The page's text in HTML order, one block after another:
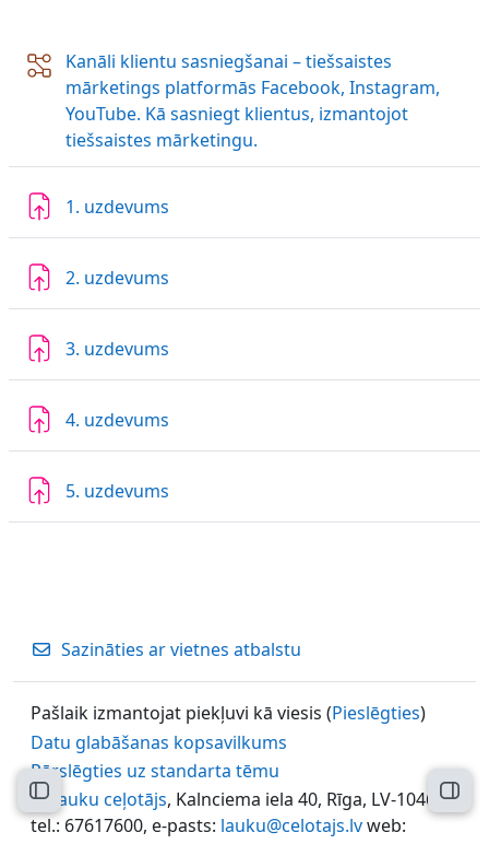
Atvērt kursu indeksu
Kanāli klientu sasniegšanai – tiešsaistes
mārketings platformās Facebook, Instagram,
YouTube. Kā sasniegt klientus, izmantojot
tiešsaistes mārketingu.
1. uzdevums
2. uzdevums
3. uzdevums
4. uzdevums
5. uzdevums
Sazināties ar vietnes atbalstu
Pašlaik izmantojat piekļuvi kā viesis (Pieslēgties)
Datu glabāšanas kopsavilkums
Pārslēgties uz standarta tēmu
© Lauku ceļotājs, Kalnciema iela 40, Rīga, LV-1046,
tel.: 67617600, e-pasts: lauku@celotajs.lvweb: